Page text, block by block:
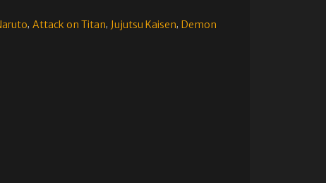
, Attack on Titan, Jujutsu Kaisen, Demon